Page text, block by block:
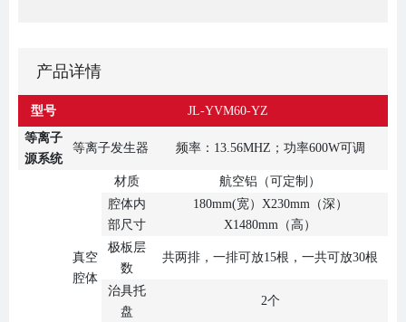
产品详情
型号
JL-YVM60-YZ
等离子
源系统
等离子发生器 频率：13.56MHZ；功率600W可调
真空
腔体
材质
航空铝（可定制）
腔体内
部尺寸
180mm(宽）X230mm（深）
X1480mm（高）
极板层
数
共两排，一排可放15根，一共可放30根
治具托
盘
2个